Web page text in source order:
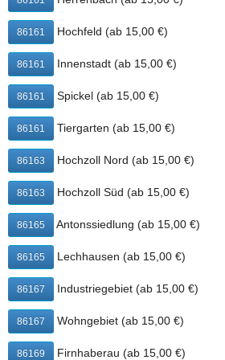
86161 Hochfeld (ab 15,00 €)
86161 Innenstadt (ab 15,00 €)
86161 Spickel (ab 15,00 €)
86161 Tiergarten (ab 15,00 €)
86163 Hochzoll Nord (ab 15,00 €)
86163 Hochzoll Süd (ab 15,00 €)
86165 Antonssiedlung (ab 15,00 €)
86165 Lechhausen (ab 15,00 €)
86167 Industriegebiet (ab 15,00 €)
86167 Wohngebiet (ab 15,00 €)
86169 Firnhaberau (ab 15,00 €)
Lechhausen, Neusäß, Oberhausen,
Spickel, Stadtbergen, Steppach bei
Wohngebiet, Zentrum
ab 20,00 €:
Neubergheim, Wellenburg
Natürlich kannst du 2 for 1
bei Mama Pizza Augsburg
Mama Pizza Augsburg
Donauwörtherstr. 4
86152 Augsburg
+
−